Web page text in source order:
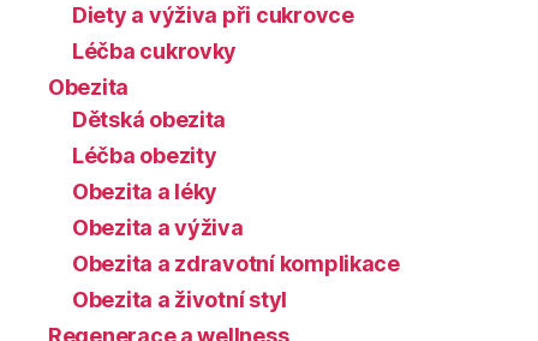
Diety a výživa při cukrovce
Léčba cukrovky
Obezita
Dětská obezita
Léčba obezity
Obezita a léky
Obezita a výživa
Obezita a zdravotní komplikace
Obezita a životní styl
Regenerace a wellness